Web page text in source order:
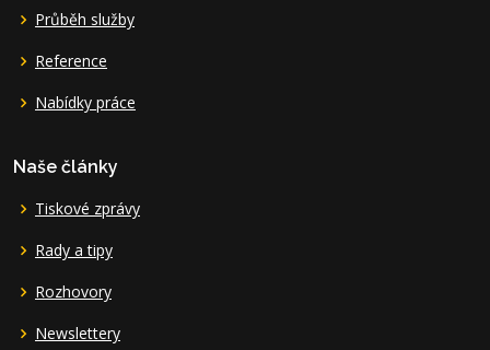
Průběh služby
Reference
Nabídky práce
Naše články
Tiskové zprávy
Rady a tipy
Rozhovory
Newslettery